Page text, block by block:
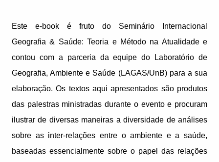
Este e-book é fruto do Seminário Internacional
Geografia & Saúde: Teoria e Método na Atualidade e
contou com a parceria da equipe do Laboratório de
Geografia, Ambiente e Saúde (LAGAS/UnB) para a sua
elaboração. Os textos aqui apresentados são produtos
das palestras ministradas durante o evento e procuram
ilustrar de diversas maneiras a diversidade de análises
sobre as inter-relações entre o ambiente e a saúde,
baseadas essencialmente sobre o papel das relações